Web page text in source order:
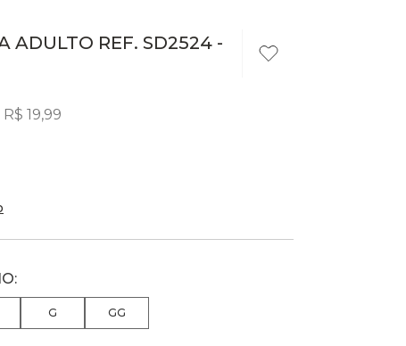
ADULTO REF. SD2524 -
R$ 19,99
G GG